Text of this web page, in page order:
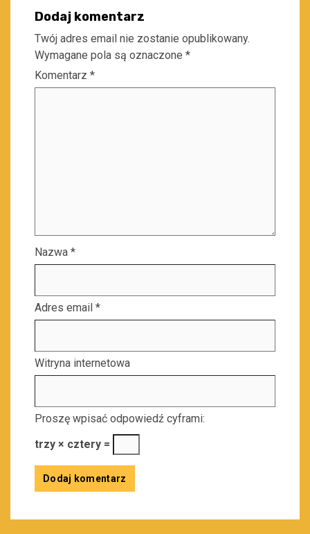
Dodaj komentarz
Twój adres email nie zostanie opublikowany.
Wymagane pola są oznaczone *
Komentarz *
Nazwa *
Adres email *
Witryna internetowa
Proszę wpisać odpowiedź cyframi:
trzy × cztery =